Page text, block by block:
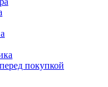
покупкой